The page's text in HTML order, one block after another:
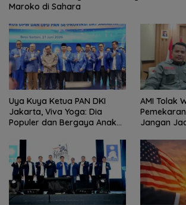
Maroko di Sahara
Uya Kuya Ketua PAN DKI
Jakarta, Viva Yoga: Dia
Populer dan Bergaya Anak
AMI Tolak
Jangan
Politik